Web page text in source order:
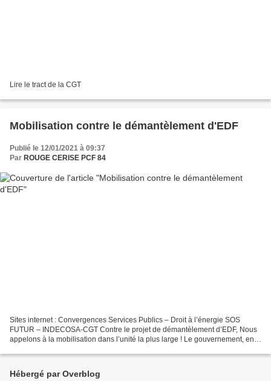
Lire le tract de la CGT
Mobilisation contre le démantèlement d'EDF
Publié le 12/01/2021 à 09:37
Par ROUGE CERISE PCF 84
Sites internet : Convergences Services Publics – Droit à l’énergie SOS
FUTUR – INDECOSA-CGT Contre le projet de démantèlement d’EDF, Nous
appelons à la mobilisation dans l’unité la plus large ! Le gouvernement, en
Hébergé par Overblog